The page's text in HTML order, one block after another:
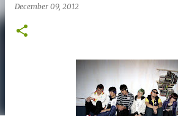
December 09, 2012